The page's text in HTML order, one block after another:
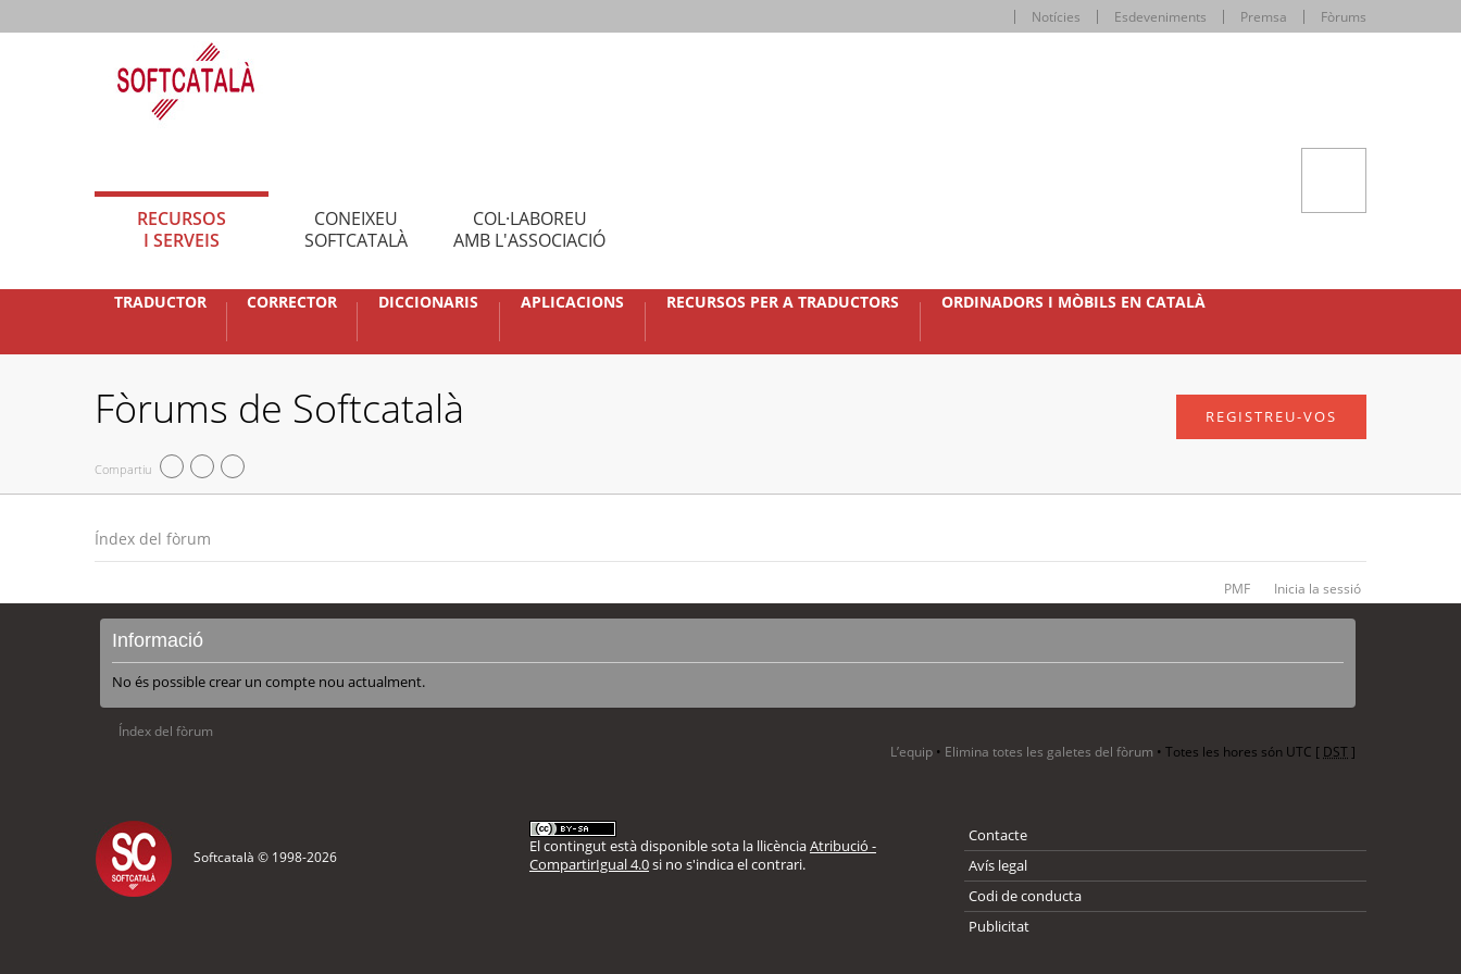
Notícies Esdeveniments Premsa Fòrums
RECURSOS
I SERVEIS
CONEIXEU
SOFTCATALÀ
COL·LABOREU
AMB L'ASSOCIACIÓ
TRADUCTOR CORRECTOR DICCIONARIS APLICACIONS RECURSOS PER A TRADUCTORS ORDINADORS I MÒBILS EN CATALÀ
Fòrums de Softcatalà
Compartiu
REGISTREU-VOS
Índex del fòrum
PMF Inicia la sessió
Informació
No és possible crear un compte nou actualment.
Índex del fòrum
L’equip • Elimina totes les galetes del fòrum • Totes les hores són UTC [ DST]
Softcatalà © 1998-2026
El contingut està disponible sota la llicènciaAtribució -
CompartirIgual 4.0si no s'indica el contrari.
Contacte
Avís legal
Codi de conducta
Publicitat